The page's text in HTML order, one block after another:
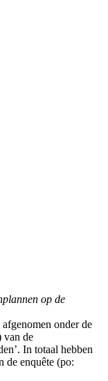
op de
onder de
van de
In totaal hebben
de enquête (po: